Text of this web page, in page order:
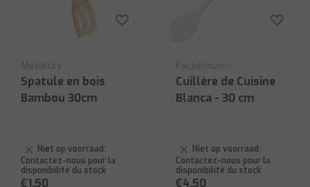
Metaltex
Spatule en bois
Bambou 30cm
Niet op voorraad:
Contactez-nous pour la
disponibilité du stock
€1,50
Fackelmann
Cuillère de Cuisine
Blanca - 30 cm
Niet op voorraad:
Contactez-nous pour la
disponibilité du stock
€4,50